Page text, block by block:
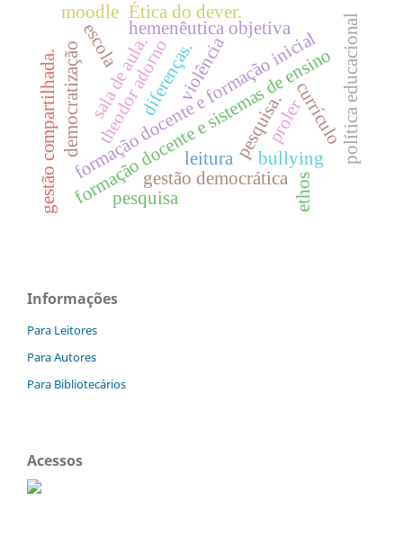
formação docente e formação inicial
formação docente e sistemas de ensino
gestão democrática
democratização política educacional
gestão compartilhada. theodor adorno
hemenêutica objetiva
currículo
sala de aula. violência
escola
pesquisa.
moodle
bullying
diferenças.
proler
leitura
ethos
pesquisa
Ética do dever.
Informações
Para Leitores
Para Autores
Para Bibliotecários
Acessos